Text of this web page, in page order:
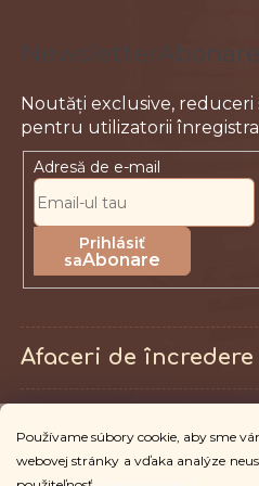
Používame súbory cookie, aby sme
webovej stránky a vďaka analýze
Adresă de e-mail
Abonare
Afaceri de încredere